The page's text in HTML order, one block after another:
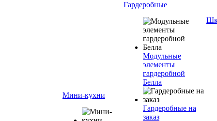
Мини-кухни
Гардеробные
Модульные
элементы
гардеробной
Белла
Гардеробные на
заказ